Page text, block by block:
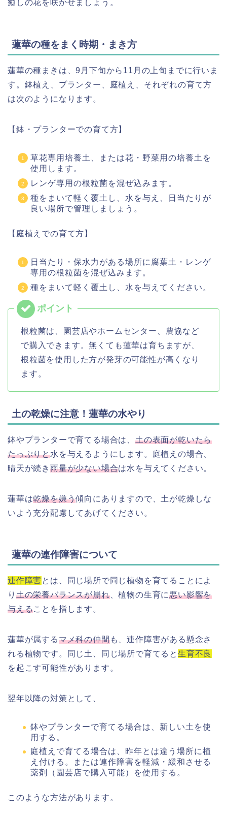
癒しの花を咲かせましょう。
蓮華の種をまく時期・まき方
蓮華の種まきは、9月下旬から11月の上旬までに行いま
す。鉢植え、プランター、庭植え、それぞれの育て方
は次のようになります。
【鉢・プランターでの育て方】
草花専用培養土、または花・野菜用の培養土を
使用します。
レンゲ専用の根粒菌を混ぜ込みます。
種をまいて軽く覆土し、水を与え、日当たりが
良い場所で管理しましょう。
【庭植えでの育て方】
日当たり・保水力がある場所に腐葉土・レンゲ
専用の根粒菌を混ぜ込みます。
種をまいて軽く覆土し、水を与えてください。
根粒菌は、園芸店やホームセンター、農協など
で購入できます。無くても蓮華は育ちますが、
根粒菌を使用した方が発芽の可能性が高くなり
ます。
土の乾燥に注意！蓮華の水やり
鉢やプランターで育てる場合は、土の表面が乾いたら
たっぷりと水を与えるようにします。庭植えの場合、
晴天が続き 雨量が少ない場合は水を与えてください。
蓮華は乾燥を嫌う傾向にありますので、土が乾燥しな
いよう充分配慮してあげてください。
蓮華の連作障害について
連作障害とは、同じ場所で同じ植物を育てることによ
り 土の栄養バランスが崩れ、植物の生育に悪い影響を
与えることを指します。
蓮華が属するマメ科の仲間も、連作障害がある懸念さ
れる植物です。同じ土、同じ場所で育てると 生育不良
を起こす可能性があります。
翌年以降の対策として、
鉢やプランターで育てる場合は、新しい土を使
用する。
庭植えで育てる場合は、昨年とは違う場所に植
え付ける。または連作障害を軽減・緩和させる
薬剤（園芸店で購入可能）を使用する。
このような方法があります。